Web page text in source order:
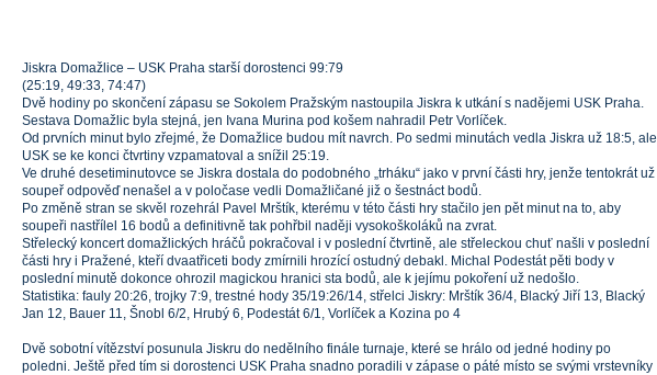
Jiskra Domažlice – USK Praha starší dorostenci 99:79
(25:19, 49:33, 74:47)
Dvě hodiny po skončení zápasu se Sokolem Pražským nastoupila Jiskra k utkání s nadějemi USK Praha.
Sestava Domažlic byla stejná, jen Ivana Murina pod košem nahradil Petr Vorlíček.
Od prvních minut bylo zřejmé, že Domažlice budou mít navrch. Po sedmi minutách vedla Jiskra už 18:5, ale
USK se ke konci čtvrtiny vzpamatoval a snížil 25:19.
Ve druhé desetiminutovce se Jiskra dostala do podobného „trháku“ jako v první části hry, jenže tentokrát už
soupeř odpověď nenašel a v poločase vedli Domažličané již o šestnáct bodů.
Po změně stran se skvěl rozehrál Pavel Mrštík, kterému v této části hry stačilo jen pět minut na to, aby
soupeři nastřílel 16 bodů a definitivně tak pohřbil naději vysokoškoláků na zvrat.
Střelecký koncert domažlických hráčů pokračoval i v poslední čtvrtině, ale střeleckou chuť našli v poslední
části hry i Pražené, kteří dvaatřiceti body zmírnili hrozící ostudný debakl. Michal Podestát pěti body v
poslední minutě dokonce ohrozil magickou hranici sta bodů, ale k jejímu pokoření už nedošlo.
Statistika: fauly 20:26, trojky 7:9, trestné hody 35/19:26/14, střelci Jiskry: Mrštík 36/4, Blacký Jiří 13, Blacký
Jan 12, Bauer 11, Šnobl 6/2, Hrubý 6, Podestát 6/1, Vorlíček a Kozina po 4
Dvě sobotní vítězství posunula Jiskru do nedělního finále turnaje, které se hrálo od jedné hodiny po
poledni. Ještě před tím si dorostenci USK Praha snadno poradili v zápase o páté místo se svými vrstevníky